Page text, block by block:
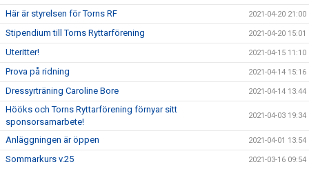
Här är styrelsen för Torns RF 2021-04-20 21:00
Stipendium till Torns Ryttarförening 2021-04-20 15:01
Uteritter! 2021-04-15 11:10
Prova på ridning 2021-04-14 15:16
Dressyrträning Caroline Bore 2021-04-14 13:44
Hööks och Torns Ryttarförening förnyar sitt
sponsorsamarbete!
2021-04-03 19:34
Anläggningen är öppen 2021-04-01 13:54
Sommarkurs v.25 2021-03-16 09:54